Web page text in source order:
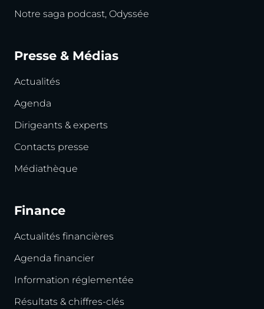
Notre saga podcast, Odyssée
Presse & Médias
Actualités
Agenda
Dirigeants & experts
Contacts presse
Médiathèque
Finance
Actualités financières
Agenda financier
Information réglementée
Résultats & chiffres-clés